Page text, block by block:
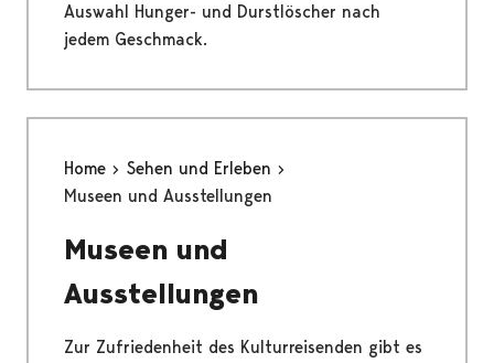
Auswahl Hunger- und Durstlöscher nach
jedem Geschmack.
Home
Sehen und Erleben
Museen und Ausstellungen
Museen und
Ausstellungen
Zur Zufriedenheit des Kulturreisenden gibt es